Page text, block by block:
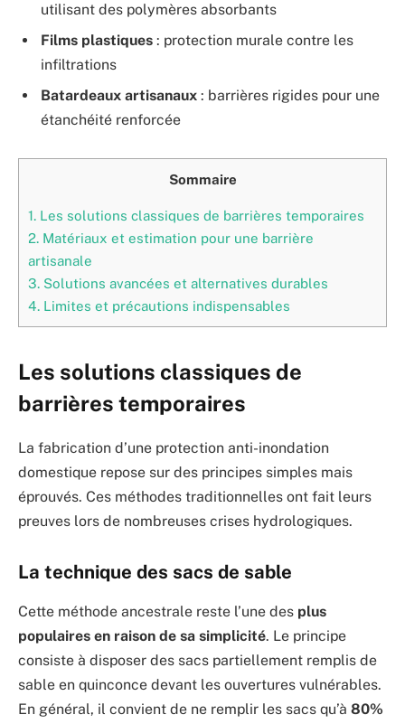
utilisant des polymères absorbants
Films plastiques : protection murale contre les
infiltrations
Batardeaux artisanaux : barrières rigides pour une
étanchéité renforcée
Sommaire
1. Les solutions classiques de barrières temporaires
2. Matériaux et estimation pour une barrière
artisanale
3. Solutions avancées et alternatives durables
4. Limites et précautions indispensables
Les solutions classiques de
barrières temporaires
La fabrication d’une protection anti-inondation
domestique repose sur des principes simples mais
éprouvés. Ces méthodes traditionnelles ont fait leurs
preuves lors de nombreuses crises hydrologiques.
La technique des sacs de sable
Cette méthode ancestrale reste l’une des plus
populaires en raison de sa simplicité. Le principe
consiste à disposer des sacs partiellement remplis de
sable en quinconce devant les ouvertures vulnérables.
En général, il convient de ne remplir les sacs qu’à 80%